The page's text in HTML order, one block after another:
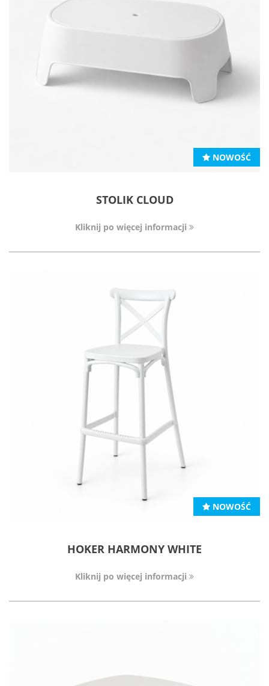
NOWOŚĆ
STOLIK CLOUD
Kliknij po więcej informacji
NOWOŚĆ
HOKER HARMONY WHITE
Kliknij po więcej informacji